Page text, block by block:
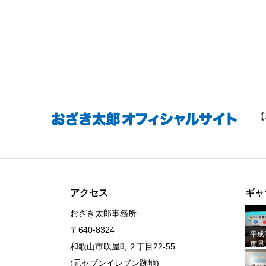
アクセス
おざき太郎事務所
〒640-8324
和歌山市吹屋町２丁目22-55
(元セブンイレブン跡地)
ギ
平成
度県
科大